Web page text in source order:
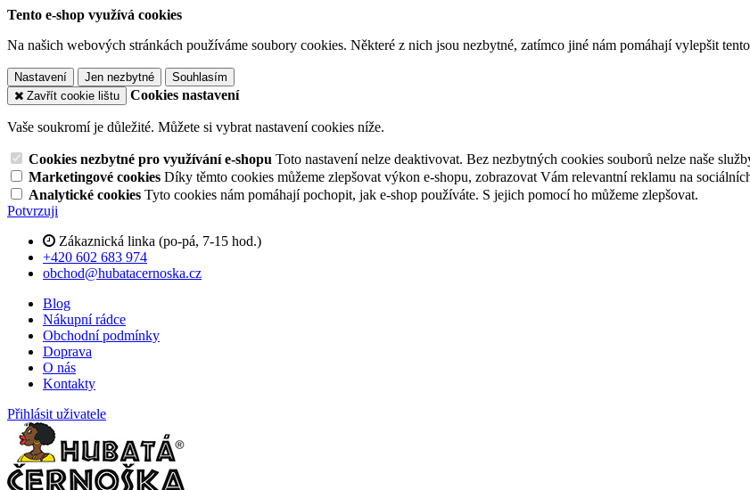
Tento e-shop využívá cookies
Na našich webových stránkách používáme soubory cookies. Některé z nich jsou nezbytné, zatímco jiné nám pomáhají vylepšit
Nastavení Jen nezbytné
Souhlasím
Zavřít cookie lištu
Cookies nastavení
Vaše soukromí je důležité. Můžete si vybrat nastavení cookies níže.
Cookies nezbytné pro využívání e-shopu Toto nastavení nelze deaktivovat. Bez nezbytných cookies souborů nelze naše
Marketingové cookies Díky těmto cookies můžeme zlepšovat výkon e-shopu, zobrazovat Vám relevantní reklamu na
Analytické cookies Tyto cookies nám pomáhají pochopit, jak e-shop používáte. S jejich pomocí ho můžeme zlepšovat.
Potvrzuji
Zákaznická linka (po-pá, 7-15 hod.)
+420 602 683 974
obchod@hubatacernoska.cz
Blog
Nákupní rádce
Obchodní podmínky
Doprava
O nás
Kontakty
Přihlásit uživatele